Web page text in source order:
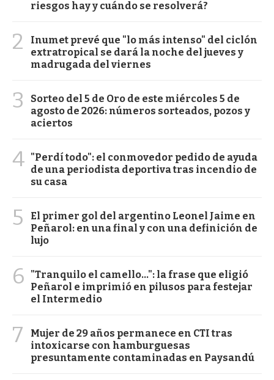
riesgos hay y cuándo se resolverá?
2
Inumet prevé que "lo más intenso" del ciclón
extratropical se dará la noche del jueves y
madrugada del viernes
3
Sorteo del 5 de Oro de este miércoles 5 de
agosto de 2026: números sorteados, pozos y
aciertos
4 "Perdí todo": el conmovedor pedido de ayuda
de una periodista deportiva tras incendio de
su casa
5
El primer gol del argentino Leonel Jaime en
Peñarol: en una final y con una definición de
lujo
6
"Tranquilo el camello...": la frase que eligió
Peñarol e imprimió en pilusos para festejar
el Intermedio
7
Mujer de 29 años permanece en CTI tras
intoxicarse con hamburguesas
presuntamente contaminadas en Paysandú